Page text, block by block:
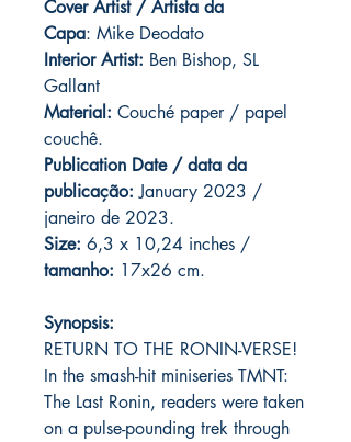
Cover Artist / Artista da
Capa: Mike Deodato
Interior Artist: Ben Bishop, SL
Gallant
Material: Couché paper / papel
couchê.
Publication Date / data da
publicação: January 2023 /
janeiro de 2023.
Size: 6,3 x 10,24 inches /
tamanho: 17x26 cm.
Synopsis:
RETURN TO THE RONIN-VERSE!
In the smash-hit miniseries TMNT:
The Last Ronin, readers were taken
on a pulse-pounding trek through